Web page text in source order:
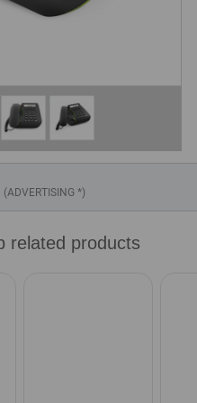
(ADVERTISING *)